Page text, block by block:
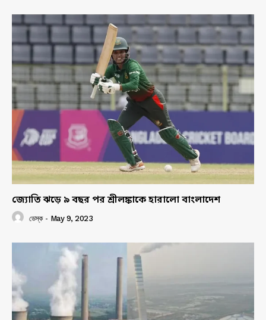
জ্যোতি ঝড়ে ৯ বছর পর শ্রীলঙ্কাকে হারালো বাংলাদেশ
ডেস্ক - May 9, 2023